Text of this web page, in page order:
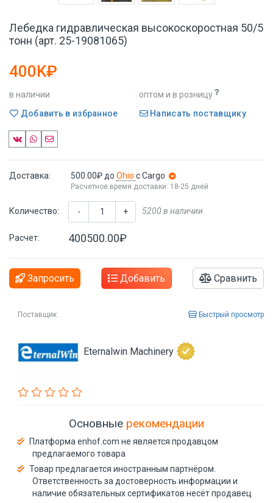
Лебедка гидравлическая высокоскоростная 50/5
тонн (арт. 25-19081065)
400K₽
в наличии
оптом и в розницу
Добавить в избранное
Написать поставщику
Доставка: 500.00₽ до Ohio с Cargo
Расчетное время доставки: 18-25 дней
Количество: - + 5200 в наличии
Расчет: 400500.00₽
Запросить Добавить Сравнить
Поставщик Быстрый просмотр
Eternalwin Machinery
Основные рекомендации
Платформа enhof.com не является продавцом
предлагаемого товара
Товар предлагается иностранным партнёром.
Ответственность за достоверность информации и
наличие обязательных сертификатов несёт продавец